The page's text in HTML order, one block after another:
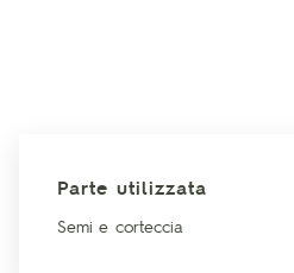
Parte utilizzata
Semi e corteccia